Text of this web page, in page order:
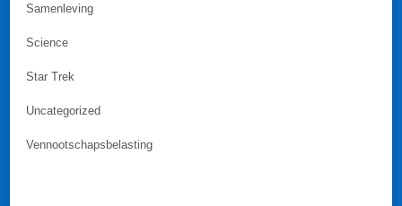
Samenleving
Science
Star Trek
Uncategorized
Vennootschapsbelasting